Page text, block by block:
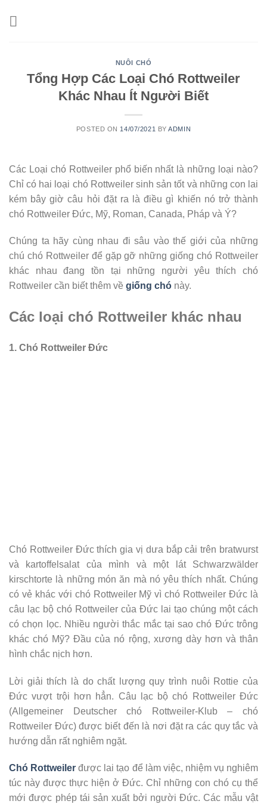
NUÔI CHÓ
Tổng Hợp Các Loại Chó Rottweiler
Khác Nhau Ít Người Biết
POSTED ON 14/07/2021 BYADMIN
Các Loại chó Rottweiler phổ biến nhất là những loại nào?
Chỉ có hai loại chó Rottweiler sinh sản tốt và những con lai
kém bây giờ câu hỏi đặt ra là điều gì khiến nó trở thành
chó Rottweiler Đức, Mỹ, Roman, Canada, Pháp và Ý?
Chúng ta hãy cùng nhau đi sâu vào thế giới của những
chú chó Rottweiler để gặp gỡ những giống chó Rottweiler
khác nhau đang tồn tại những người yêu thích chó
Rottweiler cần biết thêm về giống chó này.
Các loại chó Rottweiler khác nhau
1. Chó Rottweiler Đức
Chó Rottweiler Đức thích gia vị dưa bắp cải trên bratwurst
và kartoffelsalat của mình và một lát Schwarzwälder
kirschtorte là những món ăn mà nó yêu thích nhất. Chúng
có vẻ khác với chó Rottweiler Mỹ vì chó Rottweiler Đức là
câu lạc bộ chó Rottweiler của Đức lai tạo chúng một cách
có chọn lọc. Nhiều người thắc mắc tại sao chó Đức trông
khác chó Mỹ? Đầu của nó rộng, xương dày hơn và thân
hình chắc nịch hơn.
Lời giải thích là do chất lượng quy trình nuôi Rottie của
Đức vượt trội hơn hẳn. Câu lạc bộ chó Rottweiler Đức
(Allgemeiner Deutscher chó Rottweiler-Klub – chó
Rottweiler Đức) được biết đến là nơi đặt ra các quy tắc và
hướng dẫn rất nghiêm ngặt.
Chó Rottweiler được lai tạo để làm việc, nhiệm vụ nghiêm
túc này được thực hiện ở Đức. Chỉ những con chó cụ thể
mới được phép tái sản xuất bởi người Đức. Các mẫu vật